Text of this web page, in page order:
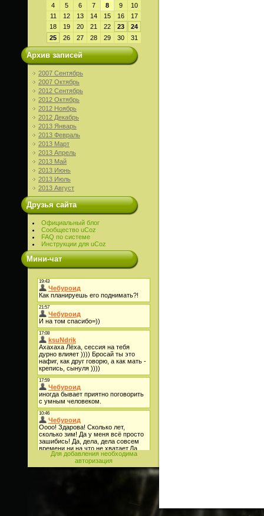
4
5 6 7 8 9
10
11
12 13 14 15 16
17
18
19 20 21 22 23
24
25
26 27 28 29 30 31
Архив записей
2007 Сентябрь
2007 Октябрь
2012 Сентябрь
2012 Октябрь
2012 Ноябрь
2012 Декабрь
2013 Январь
2013 Февраль
2013 Март
2013 Апрель
2013 Май
2013 Июнь
2013 Июль
2013 Август
Друзья сайта
Официальный блог
Сообщество uCoz
FAQ по системе
Инструкции для uCoz
Мини-чат
Для добавления необходима
авторизация